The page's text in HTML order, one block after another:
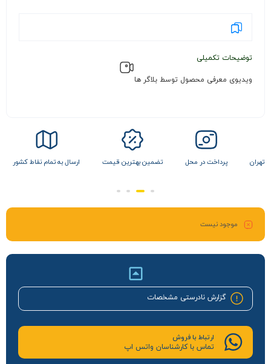
توضیحات تکمیلی
ویدیوی معرفی محصول توسط بلاگر ها
تهران پرداخت در محل تضمین بهترین قیمت ارسال به تمام نقاط کشور
موجود نیست
گزارش نادرستی مشخصات
ارتباط با فروش
تماس با کارشناسان واتس اپ